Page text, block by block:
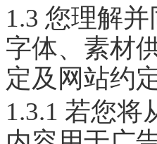
1.3 您理解
字体、素材
定及网站约定
1.3.1 若您